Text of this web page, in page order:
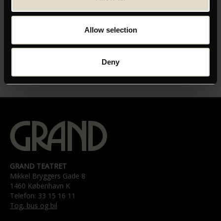
Allow selection
Deny
Patrick Keiller. Men
som stammer fra et nyt navn, der er helt sit eget, og som
have høje forventninger til.
GRAND TEATRET
Mikkel Bryggers Gade 8
1460 København K
Telefon: 33 15 16 11
Tog, bus og bil